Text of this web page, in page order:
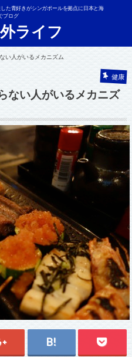
た青好きがシンガポールを拠点に日本と海
ブログ
ライフ
い人がいるメカニズム
健康
ない人がいるメカニズ